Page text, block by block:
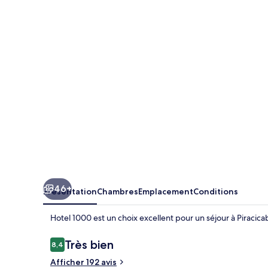
46+
PrésentationChambresEmplacementConditions
Hotel 1000 est un choix excellent pour un séjour à
Avis
voyageurs
8,48,4 sur 10
Très bien
Afficher 192 avis